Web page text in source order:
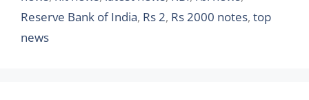
Reserve Bank of India, Rs 2, Rs 2000 notes, top
news